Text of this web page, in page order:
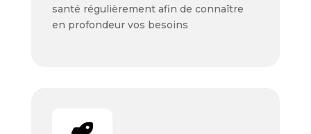
santé régulièrement afin de connaître
en profondeur vos besoins